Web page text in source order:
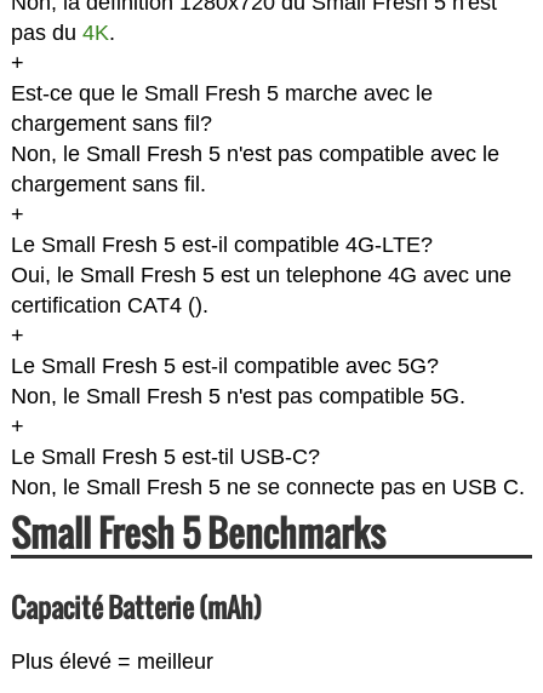
pas du 4K.
+
Est-ce que le Small Fresh 5 marche avec le
chargement sans fil?
Non, le Small Fresh 5 n'est pas compatible avec le
chargement sans fil.
+
Le Small Fresh 5 est-il compatible 4G-LTE?
Oui, le Small Fresh 5 est un telephone 4G avec une
certification CAT4 ().
+
Le Small Fresh 5 est-il compatible avec 5G?
Non, le Small Fresh 5 n'est pas compatible 5G.
+
Le Small Fresh 5 est-til USB-C?
Non, le Small Fresh 5 ne se connecte pas en USB C.
Small Fresh 5 Benchmarks
Capacité Batterie (mAh)
Plus élevé = meilleur